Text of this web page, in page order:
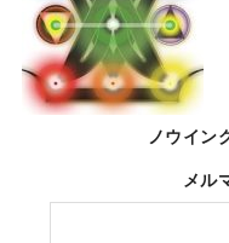
ノウイン
メル